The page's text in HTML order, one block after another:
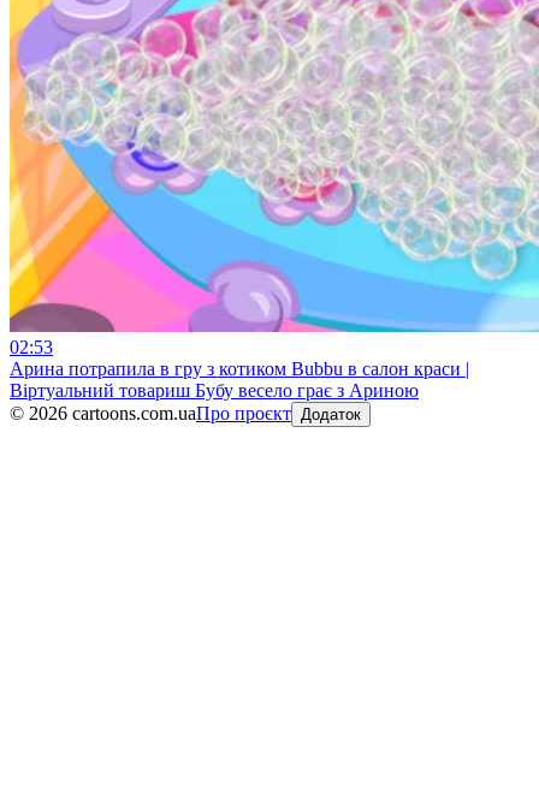
02:53
Арина потрапила в гру з котиком Bubbu в салон краси |
Віртуальний товариш Бубу весело грає з Ариною
© 2026 cartoons.com.uaПро проєкт Додаток